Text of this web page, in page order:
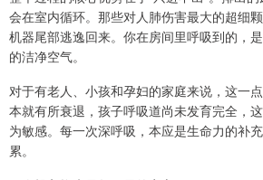
会在室内循环。那些对人肺伤害最大的超细
机器尾部逃逸回来。你在房间里呼吸到的，
的洁净空气。
对于有老人、小孩和孕妇的家庭来说，这一
本就有所衰退，孩子呼吸道尚未发育完全，
为敏感。每一次深呼吸，本应是生命力的补
累。